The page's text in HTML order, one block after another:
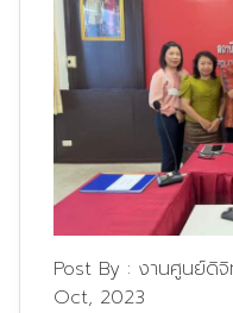
Post By : งานศูนย์ดิจิ
Oct, 2023